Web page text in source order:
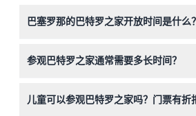
巴塞罗那的巴特罗之家开放时间是什么？
入场时间为晚上9:30（时间可能有所变
参观巴特罗之家通常需要多长时间？
建筑及沉浸式体验。
儿童可以参观巴特罗之家吗？门票有折